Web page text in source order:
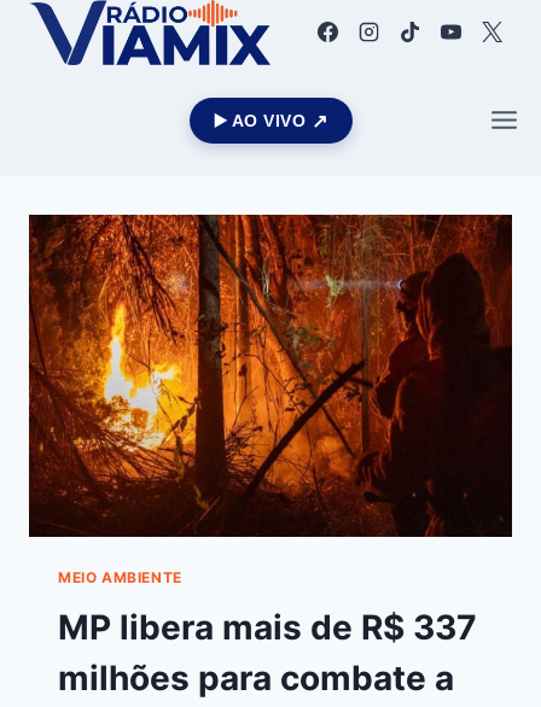
▶️ AO VIVO
MEIO AMBIENTE
MP libera mais de R$ 337
milhões para combate a